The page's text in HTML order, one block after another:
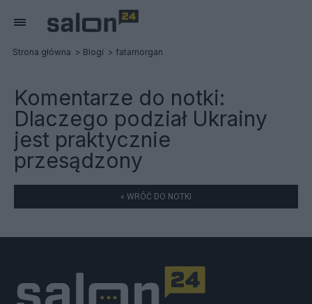
Strona główna Blogi fatamorgan
Komentarze do notki:
Dlaczego podział Ukrainy
jest praktycznie
przesądzony
« WRÓĆ DO NOTKI